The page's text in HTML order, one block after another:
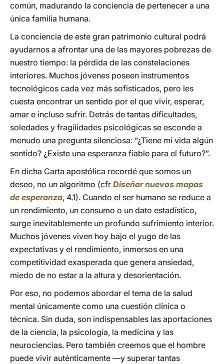
común, madurando la conciencia de pertenecer a una
única familia humana.
La conciencia de este gran patrimonio cultural podrá
ayudarnos a afrontar una de las mayores pobrezas de
nuestro tiempo: la pérdida de las constelaciones
interiores. Muchos jóvenes poseen instrumentos
tecnológicos cada vez más sofisticados, pero les
cuesta encontrar un sentido por el que vivir, esperar,
amar e incluso sufrir. Detrás de tantas dificultades,
soledades y fragilidades psicológicas se esconde a
menudo una pregunta silenciosa: “¿Tiene mi vida algún
sentido? ¿Existe una esperanza fiable para el futuro?”.
En dicha Carta apostólica recordé que somos un
deseo, no un algoritmo (cfr Diseñar nuevos mapas
de esperanza, 4.1). Cuando el ser humano se reduce a
un rendimiento, un consumo o un dato estadístico,
surge inevitablemente un profundo sufrimiento interior.
Muchos jóvenes viven hoy bajo el yugo de las
expectativas y el rendimiento, inmersos en una
competitividad exasperada que genera ansiedad,
miedo de no estar a la altura y desorientación.
Por eso, no podemos abordar el tema de la salud
mental únicamente como una cuestión clínica o
técnica. Sin duda, son indispensables las aportaciones
de la ciencia, la psicología, la medicina y las
neurociencias. Pero también creemos que el hombre
puede vivir auténticamente —y superar tantas